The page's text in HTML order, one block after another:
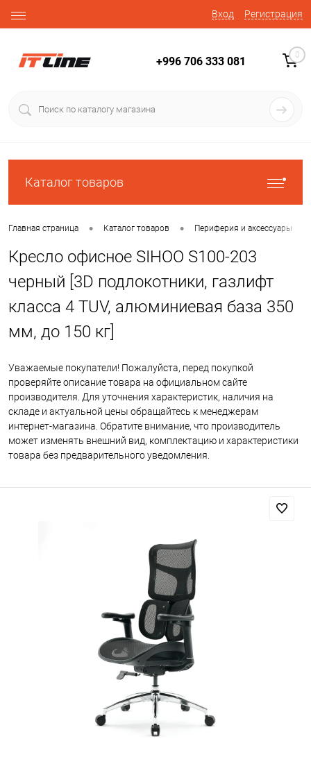
Вход Регистрация
+996 706 333 081 0
Каталог товаров
Главная страница • Каталог товаров • Периферия и аксессуары
Кресло офисное SIHOO S100-203
черный [3D подлокотники, газлифт
класса 4 TUV, алюминиевая база 350
мм, до 150 кг]
Уважаемые покупатели! Пожалуйста, перед покупкой
проверяйте описание товара на официальном сайте
производителя. Для уточнения характеристик, наличия на
складе и актуальной цены обращайтесь к менеджерам
интернет-магазина. Обратите внимание, что производитель
может изменять внешний вид, комплектацию и характеристики
товара без предварительного уведомления.